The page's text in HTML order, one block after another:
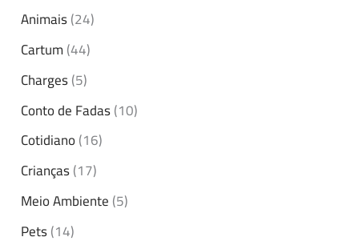
Animais(24)
Cartum(44)
Charges(5)
Conto de Fadas(10)
Cotidiano(16)
Crianças(17)
Meio Ambiente(5)
Pets(14)